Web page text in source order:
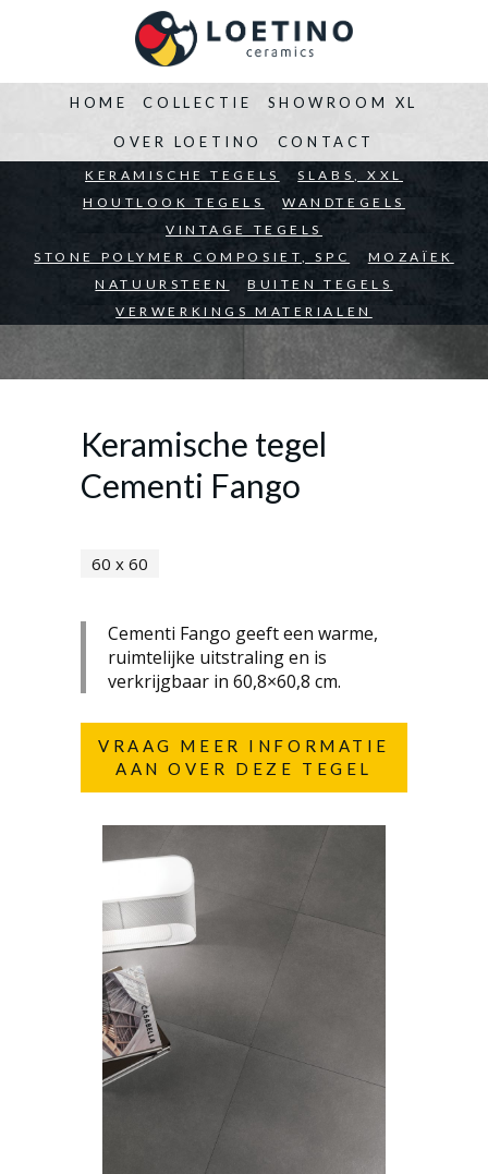
HOME
BEDRIJVEN ARCHITECTEN PARTICULIEREN
COLLECTIE
KERAMISCHE TEGELS
SLABS, XXL
HOUTLOOK TEGELS
WANDTEGELS
VINTAGE TEGELS
STONE POLYMER COMPOSIET, SPC
MOZAÏEK
NATUURSTEEN
BUITEN TEGELS
VERWERKINGS MATERIALEN
SHOWROOM XL
OVER LOETINO CONTACT
Keramische tegel
Cementi Fango
60 x 60
Cementi Fango geeft een warme,
ruimtelijke uitstraling en is
verkrijgbaar in 60,8×60,8 cm.
VRAAG MEER INFORMATIE
AAN OVER DEZE TEGEL